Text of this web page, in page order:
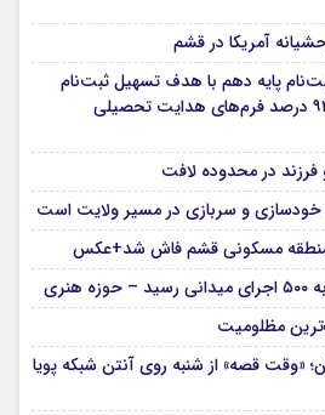
آمریکا در قشم
پایه دهم با هدف تسهیل ثبت‌نام
خانواده‌ها/ صدور بیش از ۹۳ درصد فرم‌های هدایت تحصیلی
در محدوده لافت
خودسازی و سربازی در مسیر ولایت است
منطقه مسکونی قشم فاش شد+عکس
مظلومیت
«وقت قصه» از شنبه روی آنتن شبکه پویا